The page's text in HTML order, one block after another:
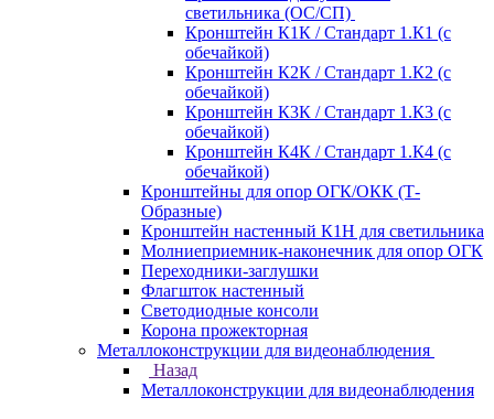
светильника (ОС/СП)
Кронштейн К1К / Стандарт 1.К1 (с
обечайкой)
Кронштейн К2К / Стандарт 1.К2 (с
обечайкой)
Кронштейн К3К / Стандарт 1.К3 (с
обечайкой)
Кронштейн К4К / Стандарт 1.К4 (с
обечайкой)
Кронштейны для опор ОГК/ОКК (Т-
Образные)
Кронштейн настенный К1Н для светильника
Молниеприемник-наконечник для опор ОГК
Переходники-заглушки
Флагшток настенный
Светодиодные консоли
Корона прожекторная
Металлоконструкции для видеонаблюдения
Назад
Металлоконструкции для видеонаблюдения